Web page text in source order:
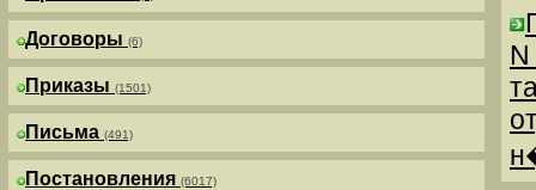
Договоры (6)
Приказы (1501)
Письма (491)
Постановления (6017)